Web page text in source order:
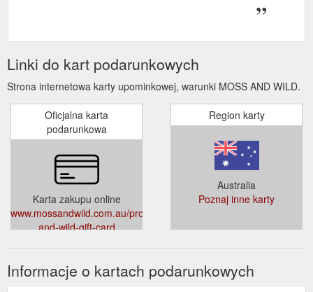
Linki do kart podarunkowych
Strona internetowa karty upominkowej, warunki MOSS AND WILD.
Oficjalna karta
podarunkowa
Karta zakupu online
www.mossandwild.com.au/products/moss-
and-wild-gift-card
Region karty
Australia
Poznaj inne karty
Informacje o kartach podarunkowych